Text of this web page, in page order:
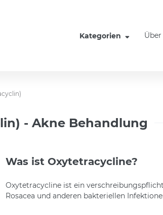
Kategorien
- Akne Behandlung
Was ist Oxytetracycline?
Oxytetracycline ist ein
Rosacea und anderen bakteriellen